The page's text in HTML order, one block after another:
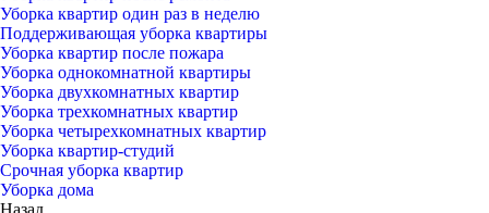
Уборка квартир один раз в неделю
Поддерживающая уборка квартиры
Уборка квартир после пожара
Уборка однокомнатной квартиры
Уборка двухкомнатных квартир
Уборка трехкомнатных квартир
Уборка четырехкомнатных квартир
Уборка квартир-студий
Срочная уборка квартир
Уборка дома
Назад